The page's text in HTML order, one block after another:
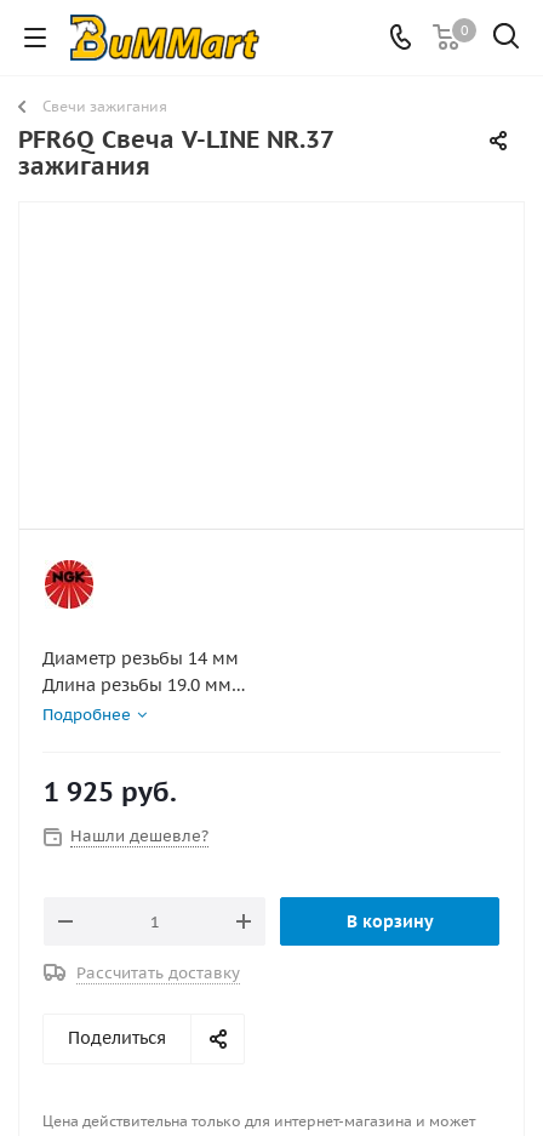
0
Свечи зажигания
PFR6Q Свеча V-LINE NR.37
зажигания
Диаметр резьбы 14 мм
Длина резьбы 19.0 мм
Калильное число 6
Маркировка PFR6Q V-LINE NR.37
Подробнее
1 925 руб.
Нашли дешевле?
В корзину
Рассчитать доставку
Поделиться
Цена действительна только для интернет-магазина и может